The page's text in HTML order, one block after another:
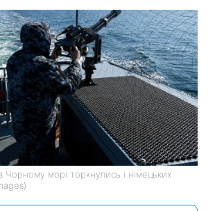
Чорному морі торкнулись і німецьких